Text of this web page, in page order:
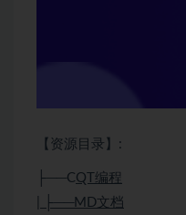
【资源目录】:
├──CQT编程
| ├──MD文档